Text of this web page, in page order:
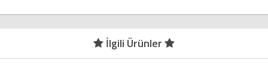
İlgili Ürünler